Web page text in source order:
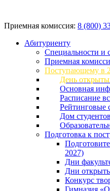
Приемная комиссия: 8 (800)
Абитуриенту
Специальности и
Приемная
Поступающему в
День
Основная
Расписание
Рейтинговые
Дом
Подготовка к
2027)
Дни
Дни
Конкурс
Гимназия